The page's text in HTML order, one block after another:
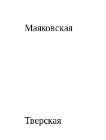
Маяковская
Тверская